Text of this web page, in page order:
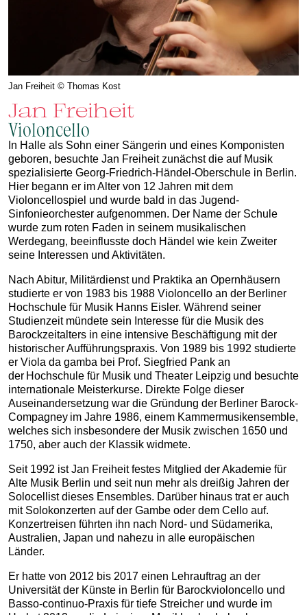
Jan Freiheit © Thomas Kost
Jan Freiheit
Violoncello
In Halle als Sohn einer Sängerin und eines Komponisten
geboren, besuchte Jan Freiheit zunächst die auf Musik
spezialisierte Georg-Friedrich-Händel-Oberschule in Berlin.
Hier begann er im Alter von 12 Jahren mit dem
Violoncellospiel und wurde bald in das Jugend-
Sinfonieorchester aufgenommen. Der Name der Schule
wurde zum roten Faden in seinem musikalischen
Werdegang, beeinflusste doch Händel wie kein Zweiter
seine Interessen und Aktivitäten.
Nach Abitur, Militärdienst und Praktika an Opernhäusern
studierte er von 1983 bis 1988 Violoncello an der Berliner
Hochschule für Musik Hanns Eisler. Während seiner
Studienzeit mündete sein Interesse für die Musik des
Barockzeitalters in eine intensive Beschäftigung mit der
historischer Aufführungspraxis. Von 1989 bis 1992 studierte
er Viola da gamba bei Prof. Siegfried Pank an
der Hochschule für Musik und Theater Leipzig und besuchte
internationale Meisterkurse. Direkte Folge dieser
Auseinandersetzung war die Gründung der Berliner Barock-
Compagney im Jahre 1986, einem Kammermusikensemble,
welches sich insbesondere der Musik zwischen 1650 und
1750, aber auch der Klassik widmete.
Seit 1992 ist Jan Freiheit festes Mitglied der Akademie für
Alte Musik Berlin und seit nun mehr als dreißig Jahren der
Solocellist dieses Ensembles. Darüber hinaus trat er auch
mit Solokonzerten auf der Gambe oder dem Cello auf.
Konzertreisen führten ihn nach Nord- und Südamerika,
Australien, Japan und nahezu in alle europäischen
Länder.
Er hatte von 2012 bis 2017 einen Lehrauftrag an der
Universität der Künste in Berlin für Barockvioloncello und
Basso-continuo-Praxis für tiefe Streicher und wurde im